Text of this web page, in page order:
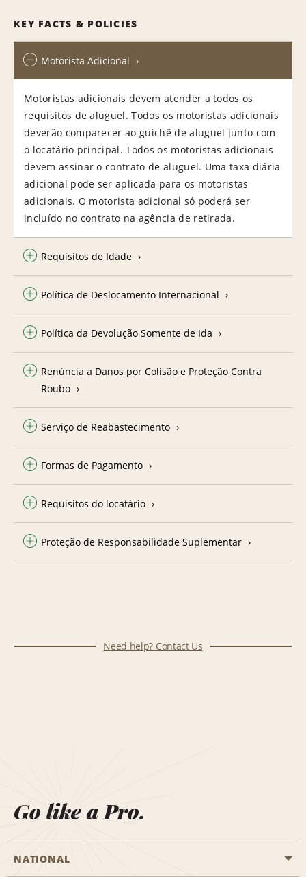
KEY FACTS & POLICIES
Motorista Adicional
Motoristas adicionais devem atender a todos os
requisitos de aluguel. Todos os motoristas adicionais
deverão comparecer ao guichê de aluguel junto com
o locatário principal. Todos os motoristas adicionais
devem assinar o contrato de aluguel. Uma taxa diária
adicional pode ser aplicada para os motoristas
adicionais. O motorista adicional só poderá ser
incluído no contrato na agência de retirada.
Requisitos de Idade
Política de Deslocamento Internacional
Política da Devolução Somente de Ida
Renúncia a Danos por Colisão e Proteção Contra
Roubo
Serviço de Reabastecimento
Formas de Pagamento
Requisitos do locatário
Proteção de Responsabilidade Suplementar
Need help? Contact Us
Go like a Pro.
NATIONAL